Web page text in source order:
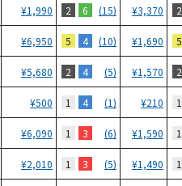
¥1,990 2 6 (15) ¥3,370 2
¥6,950 5 4 (10) ¥1,690 5
¥5,680 2 4 (5) ¥1,570 2
¥500 1 4 (1) ¥210 1
¥6,090 1 3 (6) ¥1,590 1
¥2,010 1 3 (5) ¥1,490 1